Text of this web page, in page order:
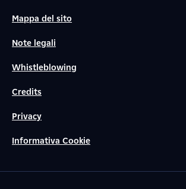
Mappa del sito
Note legali
Whistleblowing
Credits
Privacy
Informativa Cookie